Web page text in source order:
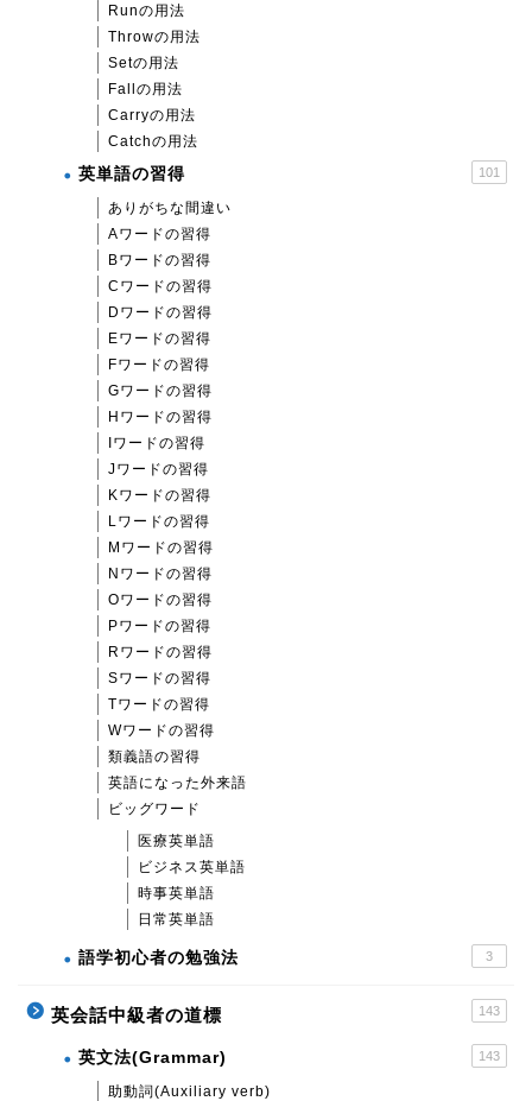
Runの用法
Throwの用法
Setの用法
Fallの用法
Carryの用法
Catchの用法
英単語の習得 101
ありがちな間違い
Aワードの習得
Bワードの習得
Cワードの習得
Dワードの習得
Eワードの習得
Fワードの習得
Gワードの習得
Hワードの習得
Iワードの習得
Jワードの習得
Kワードの習得
Lワードの習得
Mワードの習得
Nワードの習得
Oワードの習得
Pワードの習得
Rワードの習得
Sワードの習得
Tワードの習得
Wワードの習得
類義語の習得
英語になった外来語
ビッグワード
医療英単語
ビジネス英単語
時事英単語
日常英単語
語学初心者の勉強法 3
英会話中級者の道標 143
英文法(Grammar) 143
助動詞(Auxiliary verb)